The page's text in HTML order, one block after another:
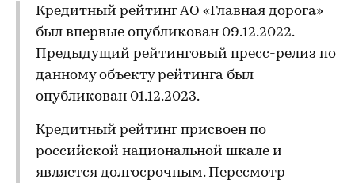
Кредитный рейтинг АО «Главная дорога»
был впервые опубликован 09.12.2022.
Предыдущий рейтинговый пресс-релиз по
данному объекту рейтинга был
опубликован 01.12.2023.
Кредитный рейтинг присвоен по
российской национальной шкале и
является долгосрочным. Пересмотр